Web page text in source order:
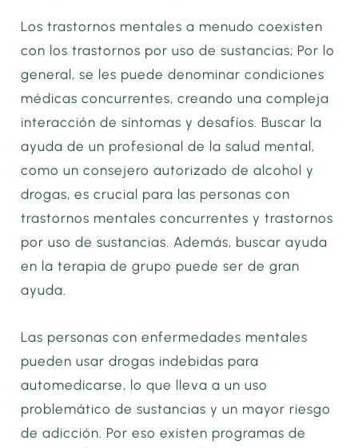
Los trastornos mentales a menudo coexisten
con los trastornos por uso de sustancias; Por lo
general, se les puede denominar condiciones
médicas concurrentes, creando una compleja
interacción de síntomas y desafíos. Buscar la
ayuda de un profesional de la salud mental,
como un consejero autorizado de alcohol y
drogas, es crucial para las personas con
trastornos mentales concurrentes y trastornos
por uso de sustancias. Además, buscar ayuda
en la terapia de grupo puede ser de gran
ayuda.
Las personas con enfermedades mentales
pueden usar drogas indebidas para
automedicarse, lo que lleva a un uso
problemático de sustancias y un mayor riesgo
de adicción. Por eso existen programas de